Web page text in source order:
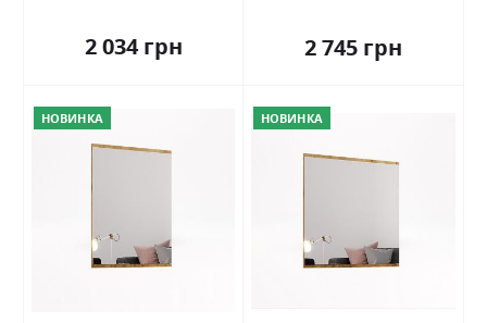
2 034 грн 2 745 грн
НОВИНКА НОВИНКА